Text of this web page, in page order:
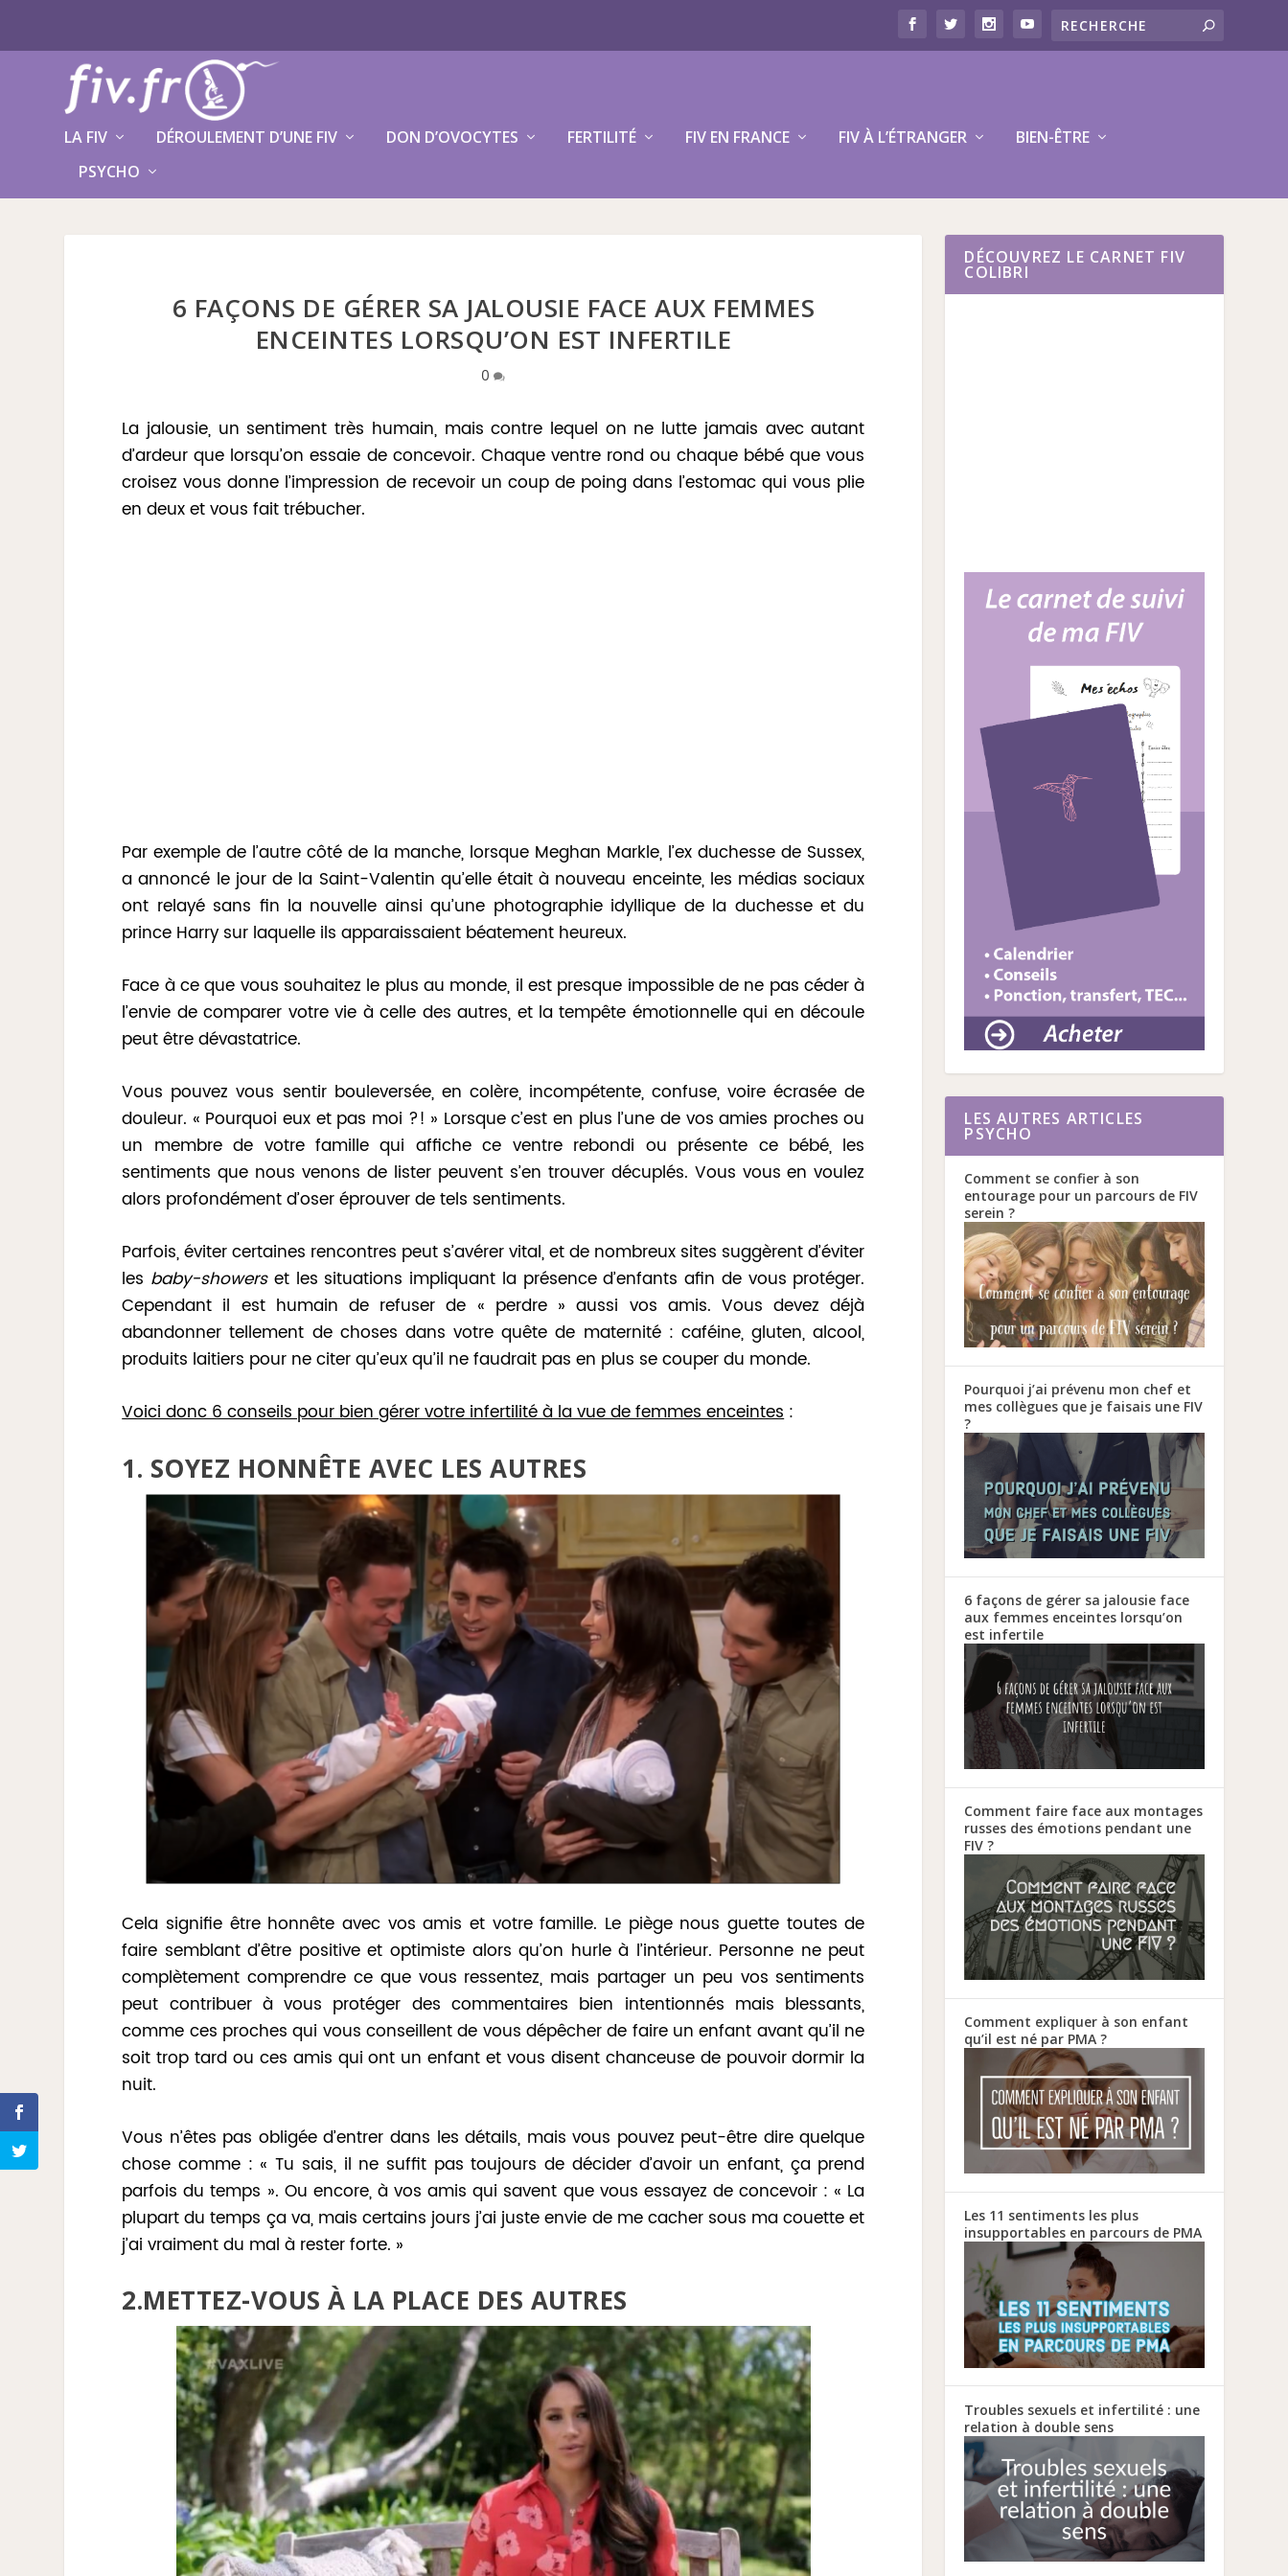
LA FIV DÉROULEMENT D’UNE FIV DON D’OVOCYTES FERTILITÉ FIV EN FRANCE FIV À L’ÉTRANGER
BIEN-ÊTRE
PSYCHO
6 FAÇONS DE GÉRER SA JALOUSIE FACE AUX FEMMES
ENCEINTES LORSQU’ON EST INFERTILE
0
La jalousie, un sentiment très humain, mais contre lequel on ne lutte jamais avec autant
d’ardeur que lorsqu’on essaie de concevoir. Chaque ventre rond ou chaque bébé que vous
croisez vous donne l’impression de recevoir un coup de poing dans l’estomac qui vous plie
en deux et vous fait trébucher.
Par exemple de l’autre côté de la manche, lorsque Meghan Markle, l’ex duchesse de Sussex,
a annoncé le jour de la Saint-Valentin qu’elle était à nouveau enceinte, les médias sociaux
ont relayé sans fin la nouvelle ainsi qu’une photographie idyllique de la duchesse et du
prince Harry sur laquelle ils apparaissaient béatement heureux.
Face à ce que vous souhaitez le plus au monde, il est presque impossible de ne pas céder à
l’envie de comparer votre vie à celle des autres, et la tempête émotionnelle qui en découle
peut être dévastatrice.
Vous pouvez vous sentir bouleversée, en colère, incompétente, confuse, voire écrasée de
douleur. « Pourquoi eux et pas moi ?! » Lorsque c’est en plus l’une de vos amies proches ou
un membre de votre famille qui affiche ce ventre rebondi ou présente ce bébé, les
sentiments que nous venons de lister peuvent s’en trouver décuplés. Vous vous en voulez
alors profondément d’oser éprouver de tels sentiments.
Parfois, éviter certaines rencontres peut s’avérer vital, et de nombreux sites suggèrent d’éviter
les baby-showerset les situations impliquant la présence d’enfants afin de vous protéger.
Cependant il est humain de refuser de « perdre » aussi vos amis. Vous devez déjà
abandonner tellement de choses dans votre quête de maternité : caféine, gluten, alcool,
produits laitiers pour ne citer qu’eux qu’il ne faudrait pas en plus se couper du monde.
Voici donc 6 conseils pour bien gérer votre infertilité à la vue de femmes enceintes:
1. SOYEZ HONNÊTE AVEC LES AUTRES
Cela signifie être honnête avec vos amis et votre famille. Le piège nous guette toutes de
faire semblant d’être positive et optimiste alors qu’on hurle à l’intérieur. Personne ne peut
complètement comprendre ce que vous ressentez, mais partager un peu vos sentiments
peut contribuer à vous protéger des commentaires bien intentionnés mais blessants,
comme ces proches qui vous conseillent de vous dépêcher de faire un enfant avant qu’il ne
soit trop tard ou ces amis qui ont un enfant et vous disent chanceuse de pouvoir dormir la
nuit.
Vous n’êtes pas obligée d’entrer dans les détails, mais vous pouvez peut-être dire quelque
chose comme : « Tu sais, il ne suffit pas toujours de décider d’avoir un enfant, ça prend
parfois du temps ». Ou encore, à vos amis qui savent que vous essayez de concevoir : « La
plupart du temps ça va, mais certains jours j’ai juste envie de me cacher sous ma couette et
j’ai vraiment du mal à rester forte. »
2.METTEZ-VOUS À LA PLACE DES AUTRES
DÉCOUVREZ LE CARNET FIV
COLIBRI
LES AUTRES ARTICLES
PSYCHO
Comment se confier à son
entourage pour un parcours de FIV
serein ?
Pourquoi j’ai prévenu mon chef et
mes collègues que je faisais une FIV
?
6 façons de gérer sa jalousie face
aux femmes enceintes lorsqu’on
est infertile
Comment faire face aux montages
russes des émotions pendant une
FIV ?
Comment expliquer à son enfant
qu’il est né par PMA ?
Les 11 sentiments les plus
insupportables en parcours de PMA
Troubles sexuels et infertilité : une
relation à double sens